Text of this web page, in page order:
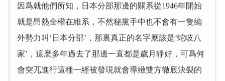
因爲就他們所知，日本分部那邊的關系從1946年開始
就是昂熱全權在維系，不然秘黨手中也不會有一隻編
外勢力叫‘日本分部’，那裏真正的名字應該是‘蛇岐八
家’，這麽多年過去了那邊一直都是歲月靜好，可爲何
會突兀進行這種一經被發現就會導緻雙方徹底決裂的